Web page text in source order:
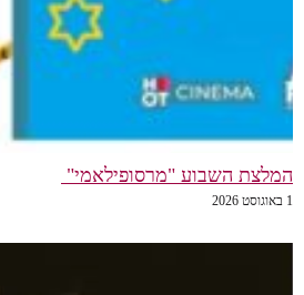
המלצת השבוע "מרסופילאמי"
1 באוגוסט 2026